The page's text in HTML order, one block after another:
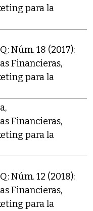
para la
Núm. 18 (2017):
Financieras,
para la
Financieras,
para la
Núm. 12 (2018):
Financieras,
para la